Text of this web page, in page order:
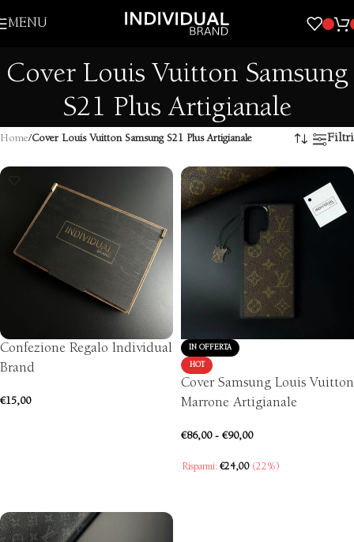
Skip to navigation
MENU
Cover Louis Vuitton Samsung
S21 Plus Artigianale
Home/Cover Louis Vuitton Samsung S21 Plus Artigianale Filtri
Confezione Regalo Individual
Brand
€15,00
IN OFFERTA
HOT
Cover Samsung Louis Vuitton
Marrone Artigianale
€86,00 - €90,00
Risparmi: €24,00 (22%)